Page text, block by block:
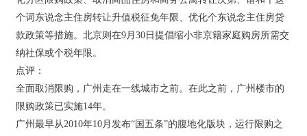
个词东说念主住房转让升值税征免年限、优化个东说念主住房贷
款政策等措施。北京则在9月30日提倡缩小非京籍家庭购房所需交
纳社保或个税年限。
点评：
全面取消限购，广州走在一线城市之前。在此之前，广州楼市的
限购政策已实施14年。
广州最早从2010年10月发布“国五条”的腹地化版块，运行限购之